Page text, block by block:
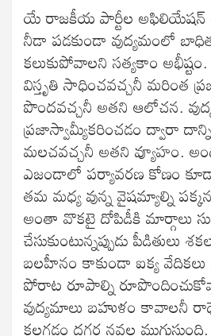
యే రాజకీయ పార్టీల అఫిలియేషన్
నీడా పడకుండా వుద్యమంలో
కలుకుపోవాలని సత్యకాం
విస్తృతి సాధించవచ్చనీ మరింత
పొందవచ్చనీ అతని ఆలోచన.
ప్రజాస్వామ్యీకరించడం ద్వారా
మలచవచ్చనీ అతని వ్యూహం.
ఎజండాలో పర్యావరణ కోణం కూడా
తమ మధ్య వున్న వైషమ్యాల్ని
అంతా వొకటై దోపిడీకి మార్గాలు
చేసుకుంటున్నప్పుడు పీడితులు
బలహీనం కాకుండా ఐక్య
పోరాట రూపాల్ని
వుద్యమాలు బహుళం కావాలనీ
కలగడం దగ్గర నవల ముగుస్తుంది.